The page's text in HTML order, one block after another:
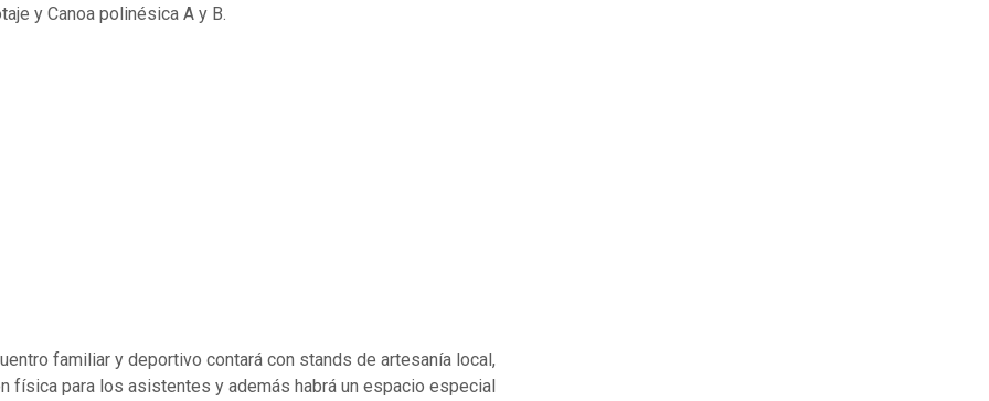
y Canoa polinésica A y B.
familiar y deportivo contará con stands de artesanía local,
física para los asistentes y además habrá un espacio especial